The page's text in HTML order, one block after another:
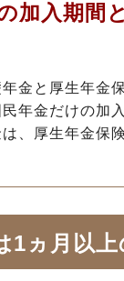
加入期間
金と厚生年金
年金だけの加
、厚生年金保
1ヵ月以